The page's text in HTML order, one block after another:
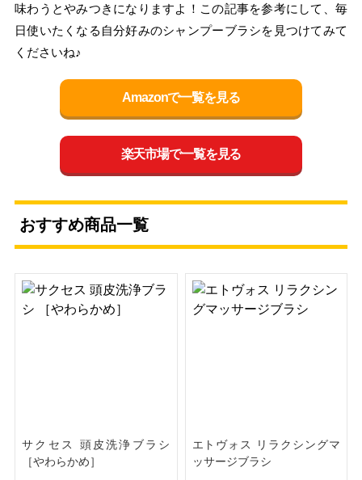
味わうとやみつきになりますよ！この記事を参考にして、毎
日使いたくなる自分好みのシャンプーブラシを見つけてみて
くださいね♪
Amazonで一覧を見る
楽天市場で一覧を見る
おすすめ商品一覧
サクセス 頭皮洗浄ブラシ
［やわらかめ］
エトヴォス リラクシングマ
ッサージブラシ